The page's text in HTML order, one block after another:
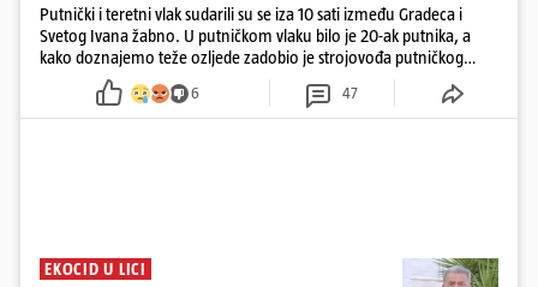
Putnički i teretni vlak sudarili su se iza 10 sati između Gradeca i
Svetog Ivana žabno. U putničkom vlaku bilo je 20-ak putnika, a
kako doznajemo teže ozljede zadobio je strojovođa putničkog
vlaka. Zatvoren je promet, a fotoreporteri Prigorskog objavili su
prve snimke s mjesta sudara
6 47
EKOCID U LICI